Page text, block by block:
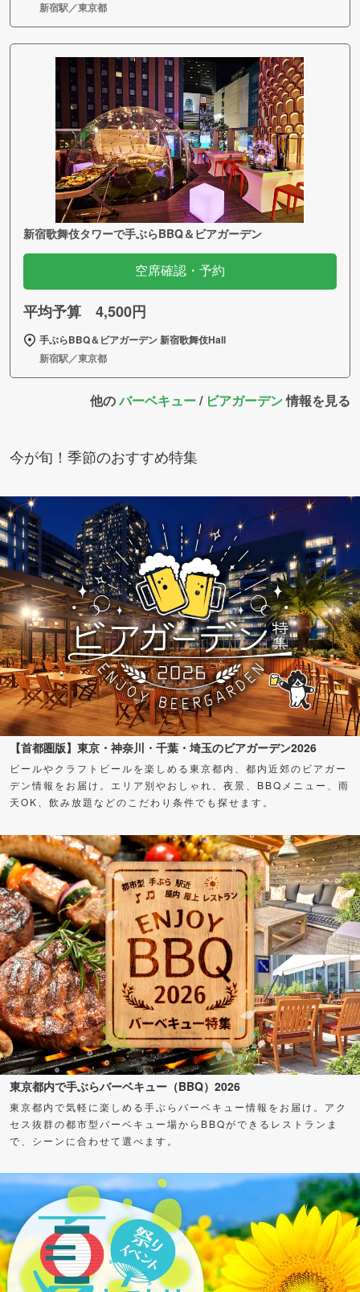
新宿駅／東京都
新宿歌舞伎タワーで手ぶらBBQ＆ビアガーデン
空席確認・予約
平均予算 4,500円
手ぶらBBQ＆ビアガーデン 新宿歌舞伎Hall
新宿駅／東京都
他のバーベキュー/ ビアガーデン情報を見る
今が旬！季節のおすすめ特集
【首都圏版】東京・神奈川・千葉・埼玉のビアガーデン2026
ビールやクラフトビールを楽しめる東京都内、都内近郊のビアガー
デン情報をお届け。エリア別やおしゃれ、夜景、BBQメニュー、雨
天OK、飲み放題などのこだわり条件でも探せます。
東京都内で手ぶらバーベキュー（BBQ）2026
東京都内で気軽に楽しめる手ぶらバーベキュー情報をお届け。アク
セス抜群の都市型バーベキュー場からBBQができるレストランま
で、シーンに合わせて選べます。